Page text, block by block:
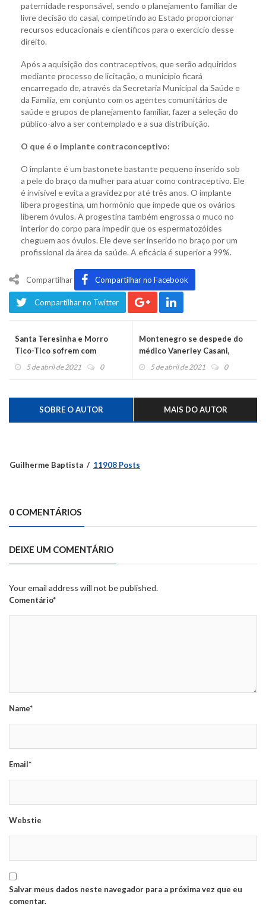
paternidade responsável, sendo o planejamento familiar de
livre decisão do casal, competindo ao Estado proporcionar
recursos educacionais e científicos para o exercício desse
direito.
Após a aquisição dos contraceptivos, que serão adquiridos
mediante processo de licitação, o município ficará
encarregado de, através da Secretaria Municipal da Saúde e
da Família, em conjunto com os agentes comunitários de
saúde e grupos de planejamento familiar, fazer a seleção do
público-alvo a ser contemplado e a sua distribuição.
O que é o implante contraconceptivo:
O implante é um bastonete bastante pequeno inserido sob
a pele do braço da mulher para atuar como contraceptivo. Ele
é invisível e evita a gravidez por até três anos. O implante
libera progestina, um hormônio que impede que os ovários
liberem óvulos. A progestina também engrossa o muco no
interior do corpo para impedir que os espermatozóides
cheguem aos óvulos. Ele deve ser inserido no braço por um
profissional da área da saúde. A eficácia é superior a 99%.
Compartilhar Compartilhar no Facebook
Compartilhar no Twitter
Santa Teresinha e Morro
Tico-Tico sofrem com
segunda tragédia em cinco
5 de abril de 2021 0
Montenegro se despede do
médico Vanerley Casani,
fundador e primeiro
5 de abril de 2021 0
SOBRE O AUTOR MAIS DO AUTOR
Guilherme Baptista 11908 Posts
0 COMENTÁRIOS
DEIXE UM COMENTÁRIO
Your email address will not be published.
Comentário*
Name*
Email*
Webstie
Salvar meus dados neste navegador para a próxima vez que eu
comentar.